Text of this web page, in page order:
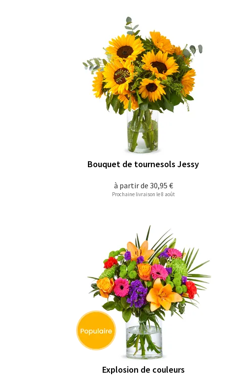
à partir de 30,95 €
Bouquet de tournesols Jessy
Prochaine livraison le 8 août
Explosion de couleurs